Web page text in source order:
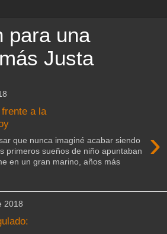
para una
Justa
a la
›
que nunca imaginé acabar siendo
primeros sueños de niño apuntaban
en un gran marino, años más
2018